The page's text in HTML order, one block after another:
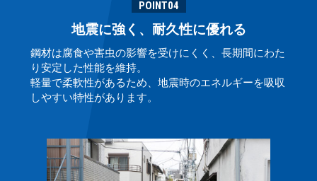
POINT04
地震に強く、耐久性に優れる
鋼材は腐食や害虫の影響を受けにくく、長期間にわた
り安定した性能を維持。
軽量で柔軟性があるため、地震時のエネルギーを吸収
しやすい特性があります。